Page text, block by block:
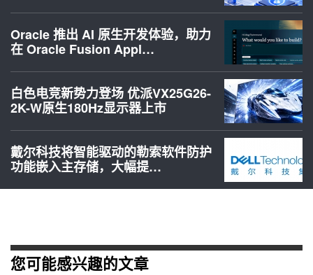
Oracle 推出 AI 原生开发体验，助力
在 Oracle Fusion Appl…
白色电竞新势力登场 优派VX25G26-
2K-W原生180Hz显示器上市
戴尔科技将智能驱动的勒索软件防护
功能嵌入主存储，大幅提…
您可能感兴趣的文章